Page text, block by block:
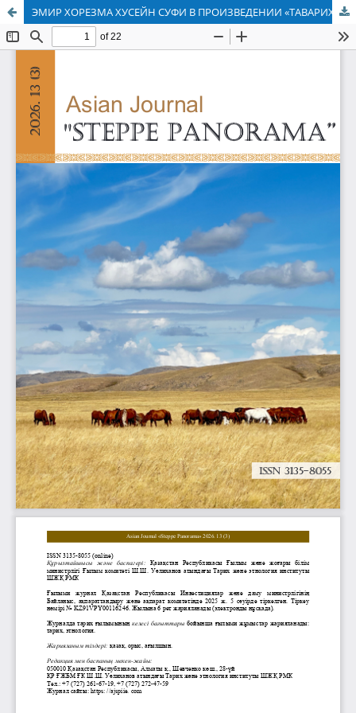
ЭМИР ХОРЕЗМА ХУСЕЙН СУФИ В ПРОИЗВЕДЕНИИ «ТАВАРИХИ ГУЗИДЕ-И НУСРАТ НАМЕ»